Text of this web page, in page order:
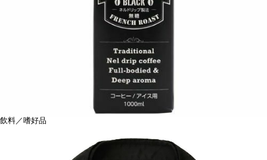
飲料／嗜好品